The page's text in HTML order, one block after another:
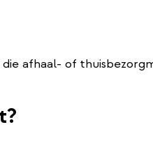
afhaal- of